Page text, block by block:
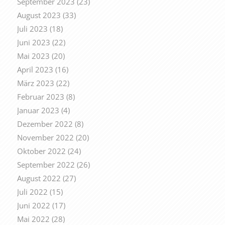
August 2023 (33)
Juli 2023 (18)
Juni 2023 (22)
Mai 2023 (20)
April 2023 (16)
März 2023 (22)
Februar 2023 (8)
Januar 2023 (4)
Dezember 2022 (8)
November 2022 (20)
Oktober 2022 (24)
September 2022 (26)
August 2022 (27)
Juli 2022 (15)
Juni 2022 (17)
Mai 2022 (28)